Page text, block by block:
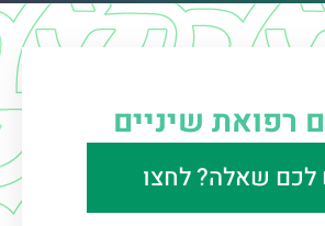
רפואת שיניים
לכם שאלה? לחצו